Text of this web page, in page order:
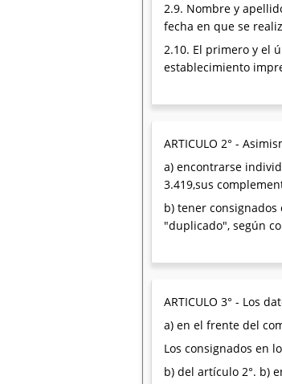
2.9. Nombre y
fecha en que se
2.10. El primero y el
establecimiento
ARTICULO 2° -
a) encontrarse
3.419,sus
b) tener
"duplicado", según
ARTICULO 3° - Los
a) en el frente del
Los consignados en
b) del artículo 2°. b)